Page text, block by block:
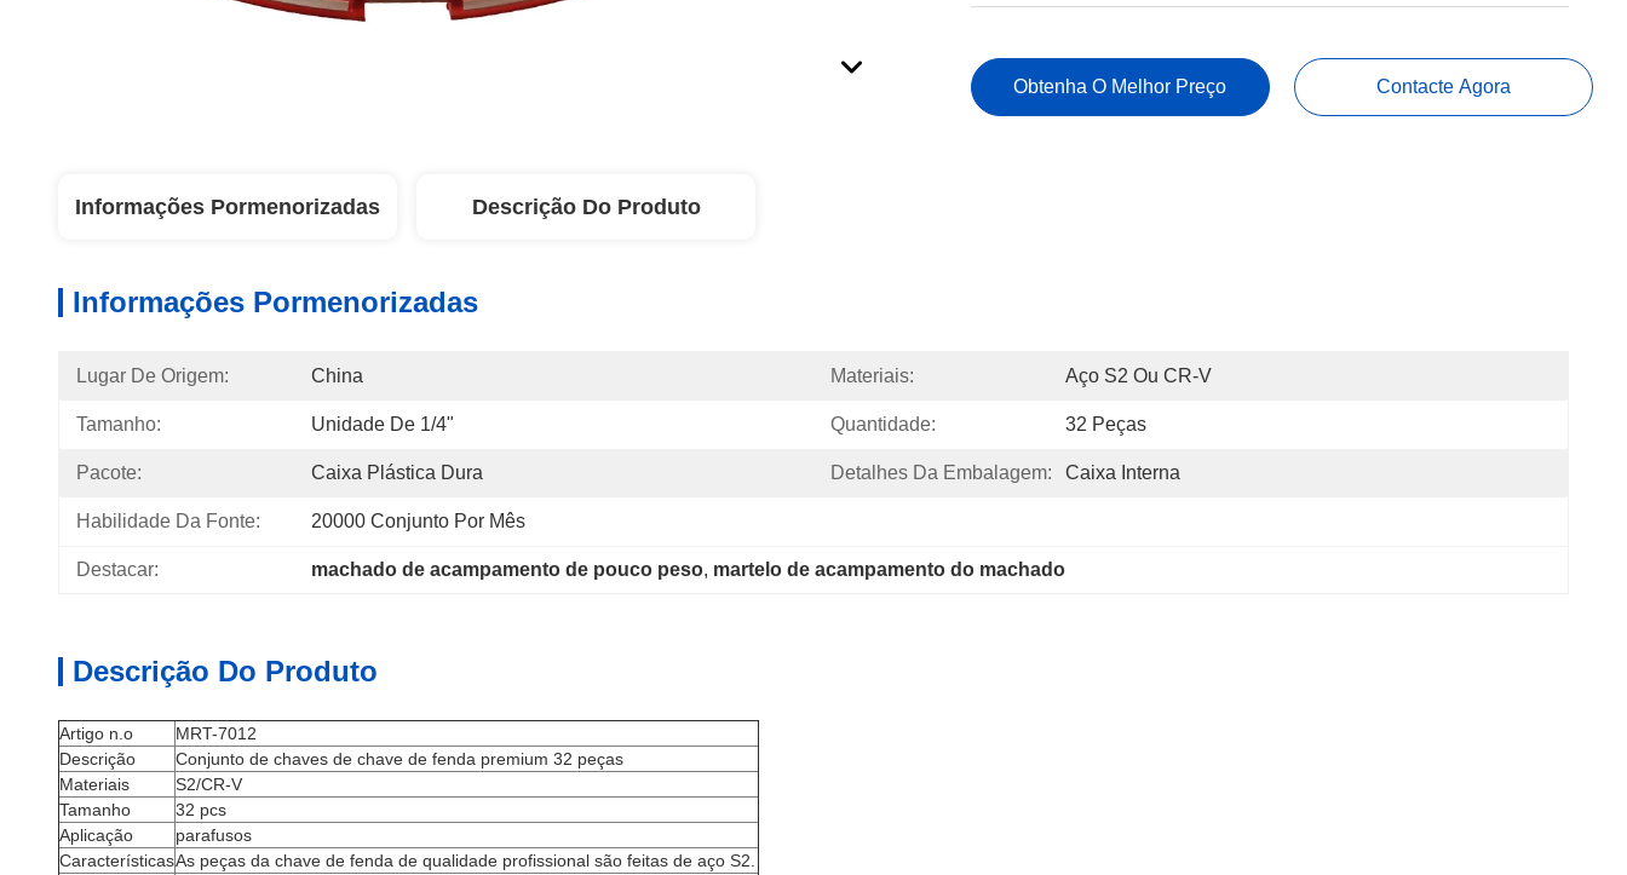
Obtenha O Melhor Preço Contacte Agora
Informações Pormenorizadas Descrição Do Produto
Informações Pormenorizadas
Lugar De Origem: China Materiais: Aço S2 Ou CR-V
Tamanho: Unidade De 1/4" Quantidade: 32 Peças
Pacote: Caixa Plástica Dura Detalhes Da Embalagem: Caixa Interna
Habilidade Da Fonte: 20000 Conjunto Por Mês
Destacar: machado de acampamento de pouco peso, martelo de acampamento do machado
Descrição Do Produto
Artigo n.o
MRT-7012
Descrição
Conjunto de chaves de chave de fenda premium 32 peças
Materiais
S2/CR-V
Tamanho
32 pcs
Aplicação
parafusos
CaracterísticasAs peças da chave de fenda de qualidade profissional são feitas de aço S2.